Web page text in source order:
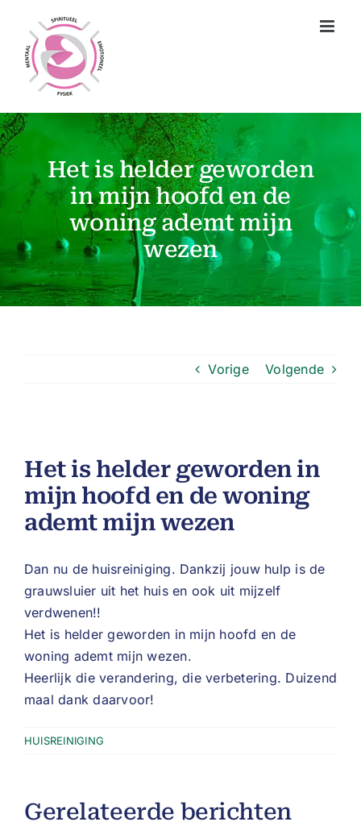
inhoud
Het is helder geworden
in mijn hoofd en de
woning ademt mijn
wezen
Vorige Volgende
Het is helder geworden in
mijn hoofd en de woning
ademt mijn wezen
Dan nu de huisreiniging. Dankzij jouw hulp is de
grauwsluier uit het huis en ook uit mijzelf
verdwenen!!
Het is helder geworden in mijn hoofd en de
woning ademt mijn wezen.
Heerlijk die verandering, die verbetering. Duizend
maal dank daarvoor!
HUISREINIGING
Gerelateerde berichten